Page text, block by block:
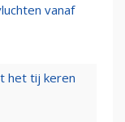
vanaf
het tij keren